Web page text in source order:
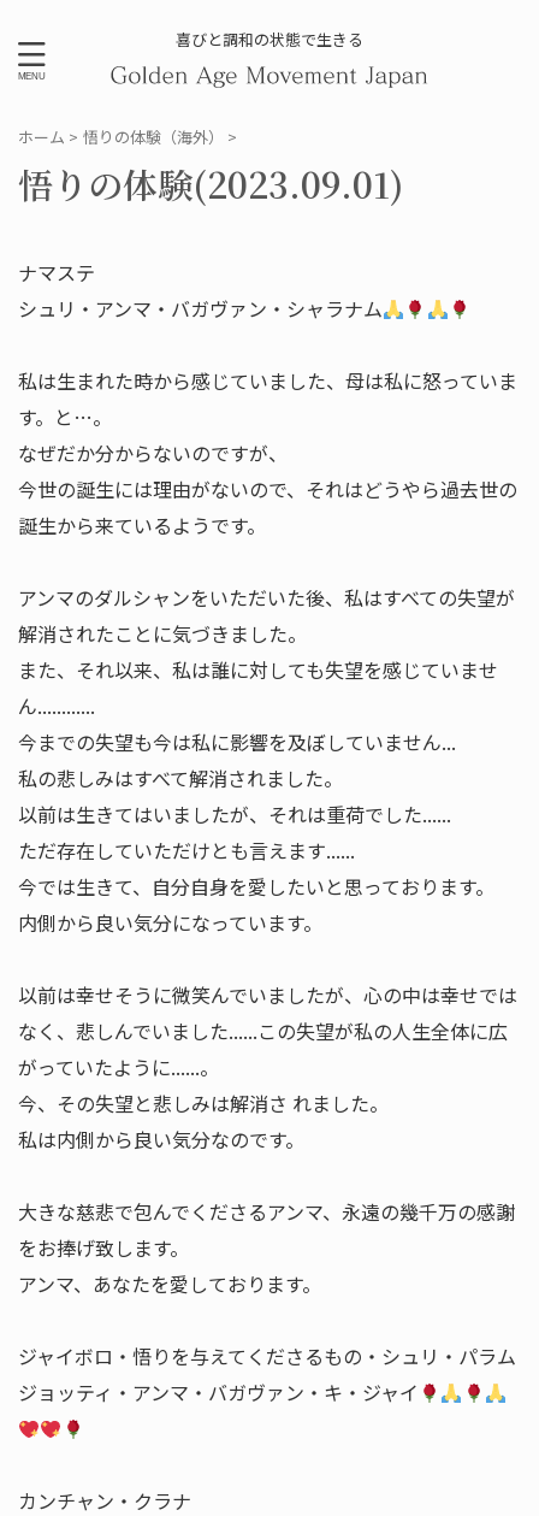
喜びと調和の状態で生きる
ホーム > 悟りの体験（海外） >
悟りの体験(2023.09.01)
ナマステ
シュリ・アンマ・バガヴァン・シャラナム
私は生まれた時から感じていました、母は私に怒っていま
す。と…。
なぜだか分からないのですが、
今世の誕生には理由がないので、それはどうやら過去世の
誕生から来ているようです。
アンマのダルシャンをいただいた後、私はすべての失望が
解消されたことに気づきました。
また、それ以来、私は誰に対しても失望を感じていませ
ん............
今までの失望も今は私に影響を及ぼしていません...
私の悲しみはすべて解消されました。
以前は生きてはいましたが、それは重荷でした......
ただ存在していただけとも言えます......
今では生きて、自分自身を愛したいと思っております。
内側から良い気分になっています。
以前は幸せそうに微笑んでいましたが、心の中は幸せでは
なく、悲しんでいました......この失望が私の人生全体に広
がっていたように......。
今、その失望と悲しみは解消さ れました。
私は内側から良い気分なのです。
大きな慈悲で包んでくださるアンマ、永遠の幾千万の感謝
をお捧げ致します。
アンマ、あなたを愛しております。
ジャイボロ・悟りを与えてくださるもの・シュリ・パラム
ジョッティ・アンマ・バガヴァン・キ・ジャイ
カンチャン・クラナ